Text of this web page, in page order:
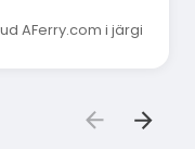
AFerry.com i järgi